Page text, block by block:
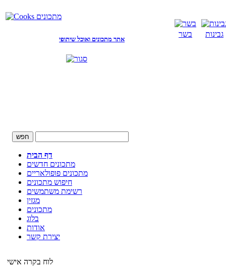
אתר מתכונים ואוכל שיתופי
בשר גבינות
דף הבית
מתכונים חדשים
מתכונים פופולאריים
חיפוש מתכונים
רשימת משתמשים
מגזין
מתכונים
בלוג
אודות
יצירת קשר
לוח בקרה אישי